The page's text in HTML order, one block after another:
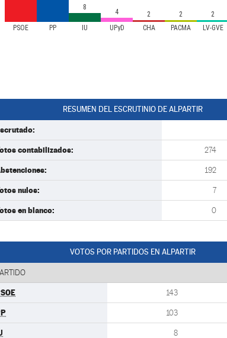
PSOE PP IU UPyD CHA PACMA LV-GVE
8
4 2 2 2
RESUMEN DEL ESCRUTINIO DE ALPARTIR
contabilizados: 274
192
nulos: 7
en blanco: 0
VOTOS POR PARTIDOS EN ALPARTIR
143
103
8